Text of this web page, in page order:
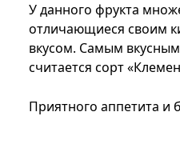
У данного фрукта
отличающиеся своим
вкусом. Самым
считается сорт
Приятного аппетита и